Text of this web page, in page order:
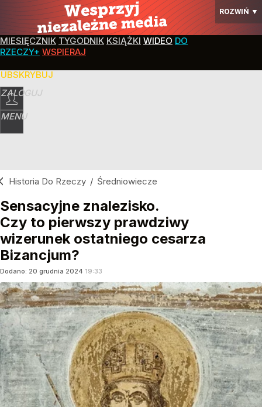
ROZWIŃ ▼
MIESIĘCZNIK TYGODNIK KSIĄŻKI WIDEO DO
RZECZY+ WSPIERAJ
ZALOGUJ
MENU
Historia Do Rzeczy / Średniowiecze
Sensacyjne znalezisko.
Czy to pierwszy prawdziwy
wizerunek ostatniego cesarza
Bizancjum?
Dodano: 20 grudnia 2024 19:33